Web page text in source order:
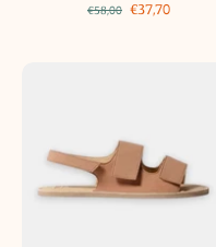
€58,00 €37,70